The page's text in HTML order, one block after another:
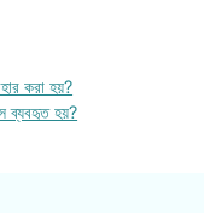
করা হয়?
ব্যবহৃত হয়?